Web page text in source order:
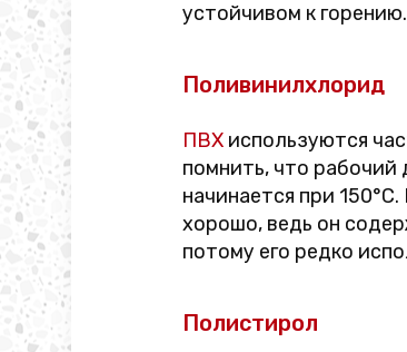
устойчивом к горению.
Поливинилхлорид
ПВХ используются
помнить, что рабочий
начинается при
хорошо, ведь он
потому его редко
Полистирол